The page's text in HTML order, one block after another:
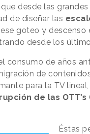
desde las
de diseñar las
goteo y
desde los
consumo de años
de
para la TV
de las OTT’s
Éstas